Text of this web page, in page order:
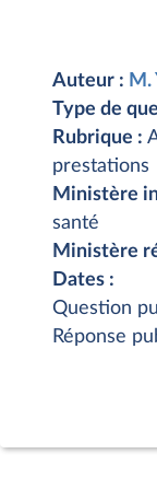
Auteur : M.
Type de
Rubrique :
prestations
Ministère
santé
Ministère
Dates :
Question
Réponse